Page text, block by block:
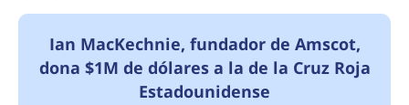
Ian MacKechnie, fundador de Amscot,
dona $1M de dólares a la de la Cruz Roja
Estadounidense